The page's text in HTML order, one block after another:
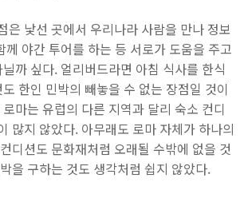
은 낯선 곳에서 우리나라 사람을 만나 정보
께 야간 투어를 하는 등 서로가 도움을 주고
까 싶다. 얼리버드라면 아침 식사를 한식
한인 민박의 빼놓을 수 없는 장점일 것이
마는 유럽의 다른 지역과 달리 숙소 컨디
많지 않았다. 아무래도 로마 자체가 하나의
디션도 문화재처럼 오래될 수밖에 없을 것
을 구하는 것도 생각처럼 쉽지 않았다.